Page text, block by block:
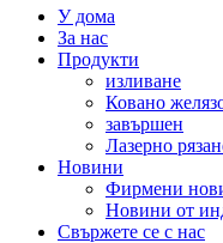
У дома
За нас
Продукти
изливане
Ковано
завършен
Лазерно
Новини
Фирмени
Новини от
Свържете се с нас